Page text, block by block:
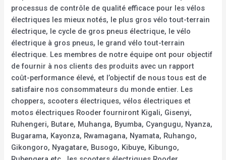
processus de contrôle de qualité efficace pour les vélos
électriques les mieux notés, le plus gros vélo tout-terrain
électrique, le cycle de gros pneus électrique, le vélo
électrique à gros pneus, le grand vélo tout-terrain
électrique. Les membres de notre équipe ont pour objectif
de fournir à nos clients des produits avec un rapport
coût-performance élevé, et l’objectif de nous tous est de
satisfaire nos consommateurs du monde entier. Les
choppers, scooters électriques, vélos électriques et
motos électriques Rooder fourniront Kigali, Gisenyi,
Ruhengeri, Butare, Muhanga, Byumba, Cyangugu, Nyanza,
Bugarama, Kayonza, Rwamagana, Nyamata, Ruhango,
Gikongoro, Nyagatare, Busogo, Kibuye, Kibungo,